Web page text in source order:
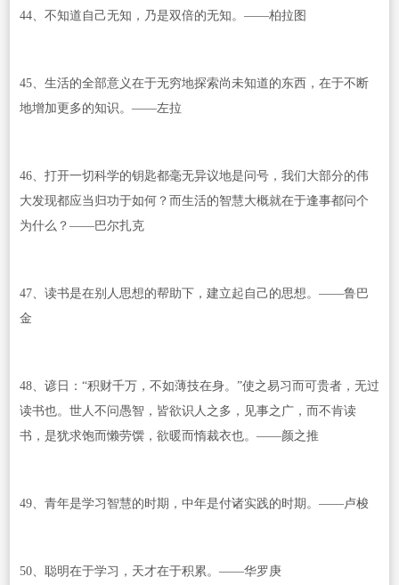
44、不知道自己无知，乃是双倍的无知。——柏拉图
45、生活的全部意义在于无穷地探索尚未知道的东西，在于不断
地增加更多的知识。——左拉
46、打开一切科学的钥匙都毫无异议地是问号，我们大部分的伟
大发现都应当归功于如何？而生活的智慧大概就在于逢事都问个
为什么？——巴尔扎克
47、读书是在别人思想的帮助下，建立起自己的思想。——鲁巴
金
48、谚日：“积财千万，不如薄技在身。”使之易习而可贵者，无过
读书也。世人不问愚智，皆欲识人之多，见事之广，而不肯读
书，是犹求饱而懒劳馔，欲暖而惰裁衣也。——颜之推
49、青年是学习智慧的时期，中年是付诸实践的时期。——卢梭
50、聪明在于学习，天才在于积累。——华罗庚